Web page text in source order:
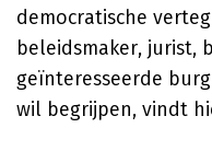
democratische
beleidsmaker, jurist,
geïnteresseerde
wil begrijpen, vindt